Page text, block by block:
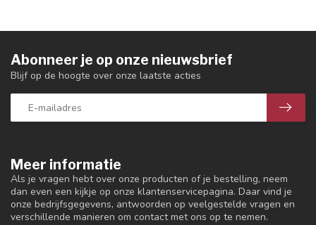
Meer informatie
Als je vragen hebt over onze producten of je bestelling, neem
dan even een kijkje op onze klantenservicepagina. Daar vind je
onze bedrijfsgegevens, antwoorden op veelgestelde vragen en
verschillende manieren om contact met ons op te nemen.
Abonneer je op onze nieuwsbrief
Blijf op de hoogte over onze laatste acties